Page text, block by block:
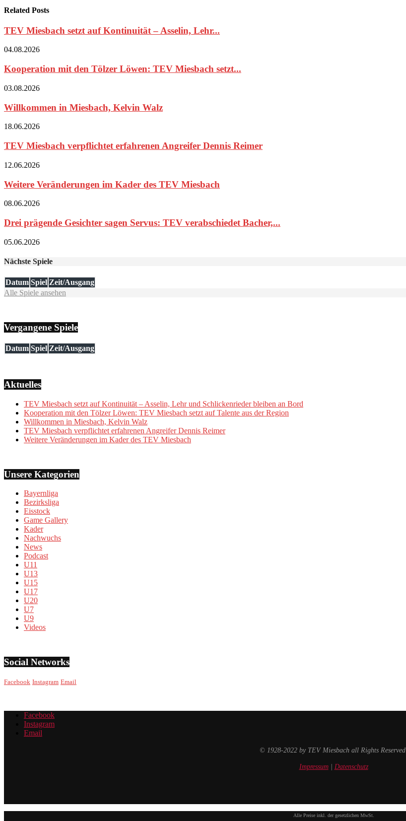
Related Posts
TEV Miesbach setzt auf Kontinuität – Asselin, Lehr...
04.08.2026
Kooperation mit den Tölzer Löwen: TEV Miesbach setzt...
03.08.2026
Willkommen in Miesbach, Kelvin Walz
18.06.2026
TEV Miesbach verpflichtet erfahrenen Angreifer Dennis Reimer
12.06.2026
Weitere Veränderungen im Kader des TEV Miesbach
08.06.2026
Drei prägende Gesichter sagen Servus: TEV verabschiedet Bacher,...
05.06.2026
Nächste Spiele
Datum Spiel Zeit/Ausgang
Alle Spiele ansehen
Vergangene Spiele
Datum Spiel Zeit/Ausgang
Aktuelles
TEV Miesbach setzt auf Kontinuität – Asselin, Lehr und Schlickenrieder bleiben an Bord
Kooperation mit den Tölzer Löwen: TEV Miesbach setzt auf Talente aus der Region
Willkommen in Miesbach, Kelvin Walz
TEV Miesbach verpflichtet erfahrenen Angreifer Dennis Reimer
Weitere Veränderungen im Kader des TEV Miesbach
Unsere Kategorien
Bayernliga
Bezirksliga
Eisstock
Game Gallery
Kader
Nachwuchs
News
Podcast
U11
U13
U15
U17
U20
U7
U9
Videos
Social Networks
Facebook Instagram Email
Facebook
Instagram
Email
© 1928-2022 by TEV Miesbach all Rights Reserved
Impressum| Datenschutz
Alle Preise inkl. der gesetzlichen MwSt.